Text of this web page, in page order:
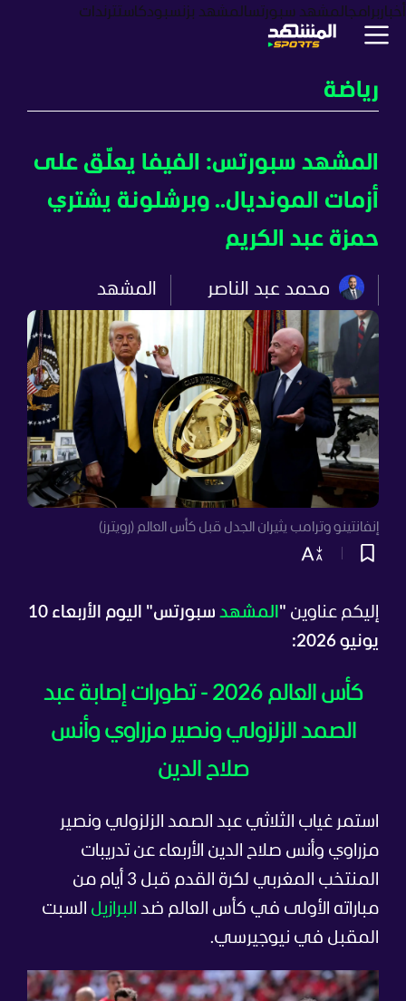
أخبار برامجالمشهد سبورتسالمشهد بزنسبودكاستترندات
رياضة
المشهد سبورتس: الفيفا يعلّق على
أزمات المونديال.. وبرشلونة يشتري
حمزة عبد الكريم
محمد عبد الناصر المشهد
إنفانتينو وترامب يثيران الجدل قبل كأس العالم (رويترز)
إليكم عناوين " المشهد
سبورتس" اليوم الأربعاء 10
يونيو 2026:
كأس العالم 2026 - تطورات إصابة عبد
الصمد الزلزولي ونصير مزراوي وأنس
صلاح الدين
استمر غياب الثلاثي عبد الصمد الزلزولي ونصير
مزراوي وأنس صلاح الدين الأربعاء عن تدريبات
المنتخب المغربي لكرة القدم قبل 3 أيام من
مباراته الأولى في كأس العالم ضد البرازيل السبت
المقبل في نيوجيرسي.